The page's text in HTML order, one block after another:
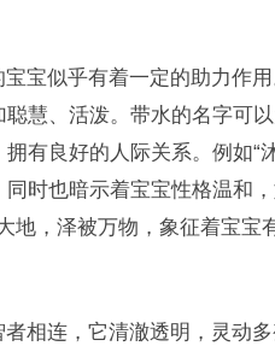
宝似乎有着一定的助力作
慧、活泼。带水的名字可
有良好的人际关系。例如“
时也暗示着宝宝性格温和
地，泽被万物，象征着宝宝
相连，它清澈透明，灵动